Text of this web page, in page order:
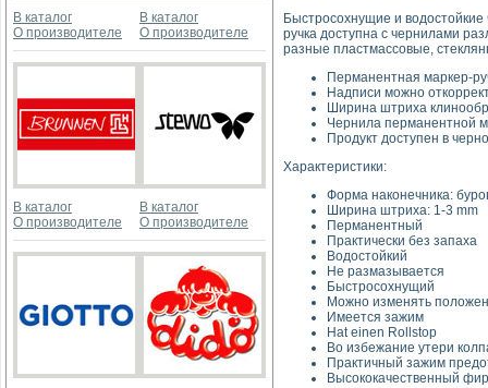
В каталог
О производителе
В каталог
О производителе
В каталог
О производителе
В каталог
О производителе
Быстросохнущие и
ручка доступна с чернилами
разные пластмассовые,
Перманентная маркер-
Надписи можно
Ширина штриха
Чернила перманентной
Продукт доступен в
Характеристики:
Форма наконечника:
Ширина штриха: 1-3 mm
Перманентный
Практически без запаха
Водостойкий
Не размазывается
Быстросохнущий
Можно изменять
Имеется зажим
Hat einen Rollstop
Во избежание утери
Практичный зажим
Высококачественный